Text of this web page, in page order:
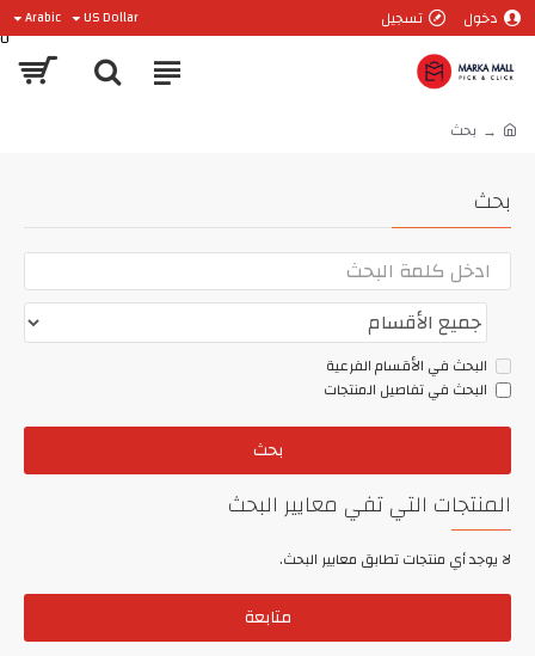
دخول تسجيل US Dollar
Arabic
0
بحث
بحث
البحث في الأقسام الفرعية
البحث في تفاصيل المنتجات
بحث
المنتجات التي تفي معايير البحث
لا يوجد أي منتجات تطابق معايير البحث.
متابعة